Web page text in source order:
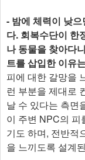
- 밤에 체력이 낮
다. 회복수단이 한
나 동물을 찾아다
트를 삽입한 이유
피에 대한 갈망을
런 부분을 제대로
날 수 있다는 측면
이 주변 NPC의 피
기도 하며, 전반적
을 느끼도록 설계